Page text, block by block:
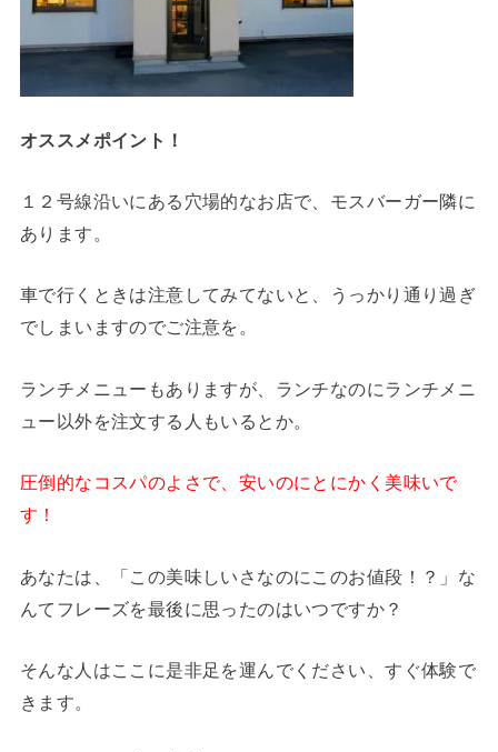
オススメポイント！
１２号線沿いにある穴場的なお店で、モスバーガー隣に
あります。
車で行くときは注意してみてないと、うっかり通り過ぎ
でしまいますのでご注意を。
ランチメニューもありますが、ランチなのにランチメニ
ュー以外を注文する人もいるとか。
圧倒的なコスパのよさで、安いのにとにかく美味いで
す！
あなたは、「この美味しいさなのにこのお値段！？」な
んてフレーズを最後に思ったのはいつですか？
そんな人はここに是非足を運んでください、すぐ体験で
きます。